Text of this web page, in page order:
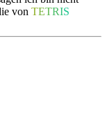
von TETRIS